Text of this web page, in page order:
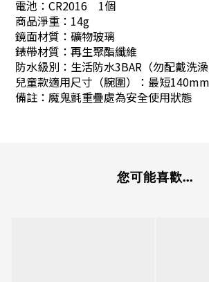
電池：CR2016 1個
商品淨重：14g
鏡面材質：礦物玻璃
錶帶材質：再生聚酯纖維
防水級別：生活防水3BAR（勿配戴洗澡
兒童款適用尺寸（腕圍）：最短
備註：魔鬼氈重疊處為安全使用狀態
您可能喜歡...